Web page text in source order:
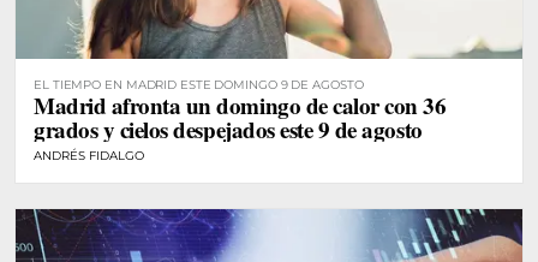
EL TIEMPO EN MADRID ESTE DOMINGO 9 DE AGOSTO
Madrid afronta un domingo de calor con 36
grados y cielos despejados este 9 de agosto
ANDRÉS FIDALGO